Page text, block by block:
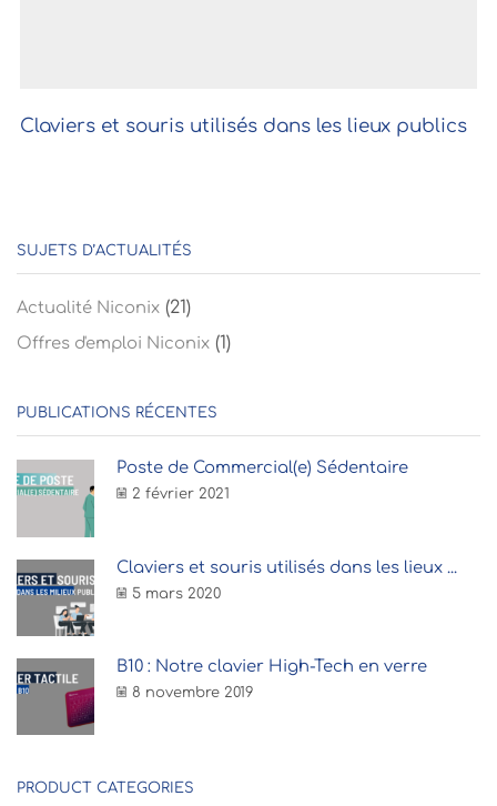
Claviers et souris utilisés dans les lieux publics
SUJETS D’ACTUALITÉS
Actualité Niconix (21)
Offres d'emploi Niconix (1)
PUBLICATIONS RÉCENTES
Poste de Commercial(e) Sédentaire
2 février 2021
Claviers et souris utilisés dans les lieux ...
5 mars 2020
B10 : Notre clavier High-Tech en verre
8 novembre 2019
PRODUCT CATEGORIES